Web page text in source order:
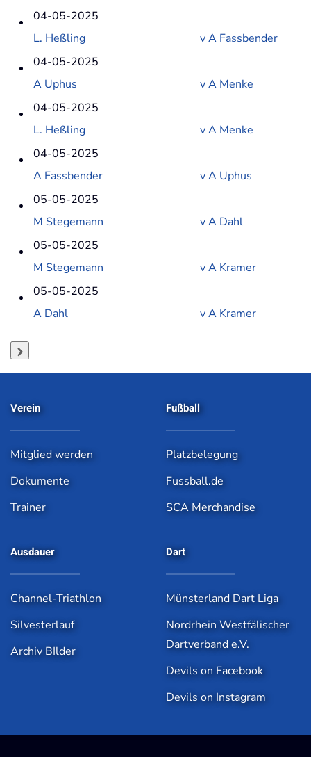
04-05-2025
L. Heßling
vA Fassbender
04-05-2025
A Uphus
vA Menke
04-05-2025
L. Heßling
vA Menke
04-05-2025
A Fassbender
vA Uphus
05-05-2025
M Stegemann
vA Dahl
05-05-2025
M Stegemann
vA Kramer
05-05-2025
A Dahl
vA Kramer
Verein
Mitglied werden
Dokumente
Trainer
Fußball
Platzbelegung
Fussball.de
SCA Merchandise
Ausdauer
Channel-Triathlon
Silvesterlauf
Archiv BIlder
Dart
Münsterland Dart Liga
Nordrhein Westfälischer
Dartverband e.V.
Devils on Facebook
Devils on Instagram